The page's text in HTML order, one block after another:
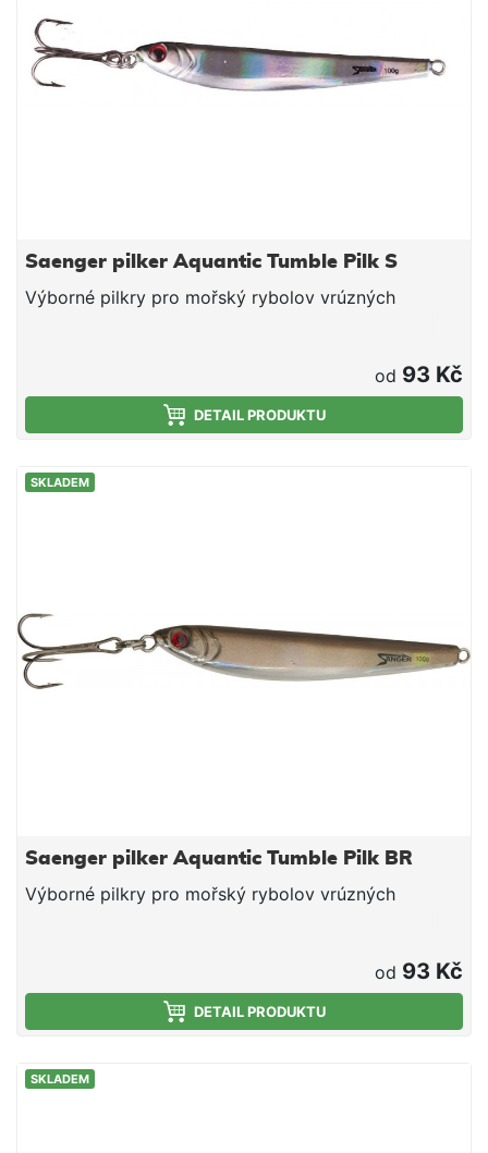
Saenger pilker Aquantic Tumble Pilk S
Výborné pilkry pro mořský rybolov vrúzných
od 93 Kč
DETAIL PRODUKTU
SKLADEM
Saenger pilker Aquantic Tumble Pilk BR
Výborné pilkry pro mořský rybolov vrúzných
od 93 Kč
DETAIL PRODUKTU
SKLADEM